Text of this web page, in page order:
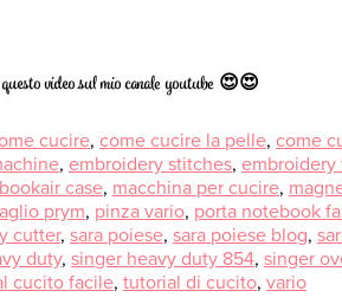
video sul mio canale youtube 😍😍
cucire, come cucire la pelle, come
, embroidery stitches, embroidery
case, macchina per cucire,
prym, pinza vario, porta notebook
cutter, sara poiese, sara poiese blog,
duty, singer heavy duty 854, singer
cucito facile, tutorial di cucito, vario